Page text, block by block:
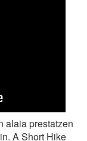
alaia prestatzen
A Short Hike